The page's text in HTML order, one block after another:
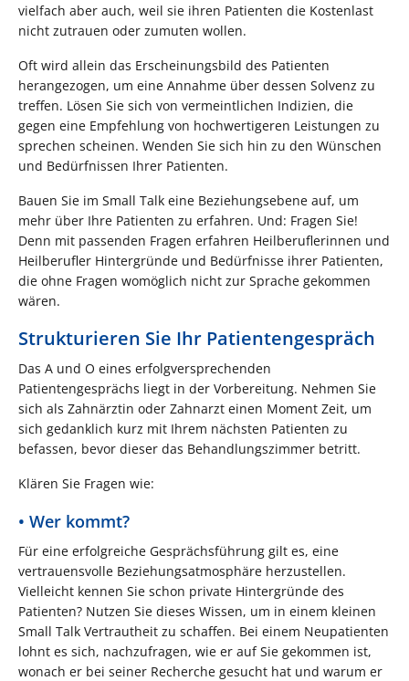
vielfach aber auch, weil sie ihren Patienten die Kostenlast
nicht zutrauen oder zumuten wollen.
Oft wird allein das Erscheinungsbild des Patienten
herangezogen, um eine Annahme über dessen Solvenz zu
treffen. Lösen Sie sich von vermeintlichen Indizien, die
gegen eine Empfehlung von hochwertigeren Leistungen zu
sprechen scheinen. Wenden Sie sich hin zu den Wünschen
und Bedürfnissen Ihrer Patienten.
Bauen Sie im Small Talk eine Beziehungsebene auf, um
mehr über Ihre Patienten zu erfahren. Und: Fragen Sie!
Denn mit passenden Fragen erfahren Heilberuflerinnen und
Heilberufler Hintergründe und Bedürfnisse ihrer Patienten,
die ohne Fragen womöglich nicht zur Sprache gekommen
wären.
Strukturieren Sie Ihr Patientengespräch
Das A und O eines erfolgversprechenden
Patientengesprächs liegt in der Vorbereitung. Nehmen Sie
sich als Zahnärztin oder Zahnarzt einen Moment Zeit, um
sich gedanklich kurz mit Ihrem nächsten Patienten zu
befassen, bevor dieser das Behandlungszimmer betritt.
Klären Sie Fragen wie:
• Wer kommt?
Für eine erfolgreiche Gesprächsführung gilt es, eine
vertrauensvolle Beziehungsatmosphäre herzustellen.
Vielleicht kennen Sie schon private Hintergründe des
Patienten? Nutzen Sie dieses Wissen, um in einem kleinen
Small Talk Vertrautheit zu schaffen. Bei einem Neupatienten
lohnt es sich, nachzufragen, wie er auf Sie gekommen ist,
wonach er bei seiner Recherche gesucht hat und warum er